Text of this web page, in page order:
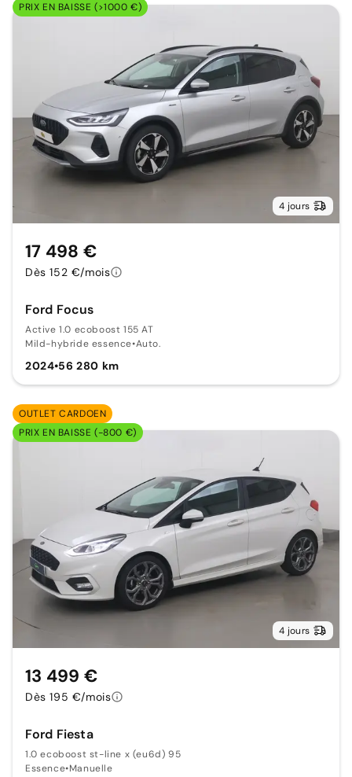
PRIX EN BAISSE (>1000 €)
4 jours
Ford Focus
Active 1.0 ecoboost 155 AT
Mild-hybride essence•Auto.
2024•56 280 km
17 498 €
Dès 152 €/mois
OUTLET CARDOEN
PRIX EN BAISSE (-800 €)
4 jours
Ford Fiesta
1.0 ecoboost st-line x (eu6d) 95
Essence•Manuelle
13 499 €
Dès 195 €/mois